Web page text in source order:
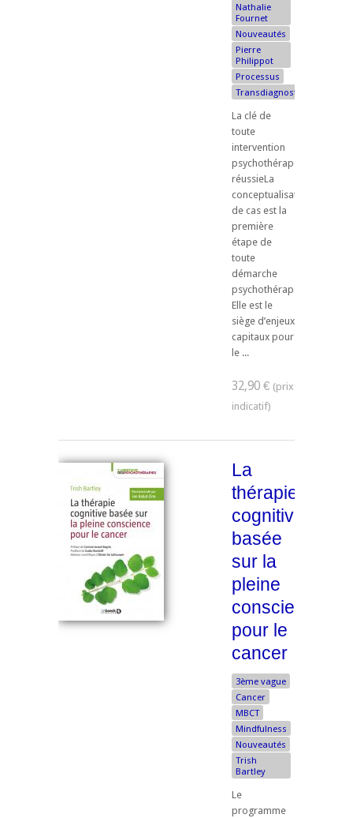
Nathalie
Fournet
Nouveautés
Pierre
Philippot
Processus
Transdiagnostique
La clé de
toute
intervention
psychothérapeutique
réussieLa
conceptualisation
de cas est la
première
étape de
toute
démarche
psychothérapeutique.
Elle est le
siège d’enjeux
capitaux pour
le ...
32,90 €
La
thérapie
cognitive
basée
sur la
pleine
conscience
pour le
cancer
3ème vague
Cancer
MBCT
Mindfulness
Nouveautés
Trish
Bartley
Le
programme